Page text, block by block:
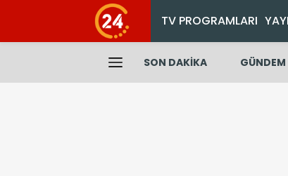
TV PROGRAMLARI
SON DAKİKA GÜNDEM